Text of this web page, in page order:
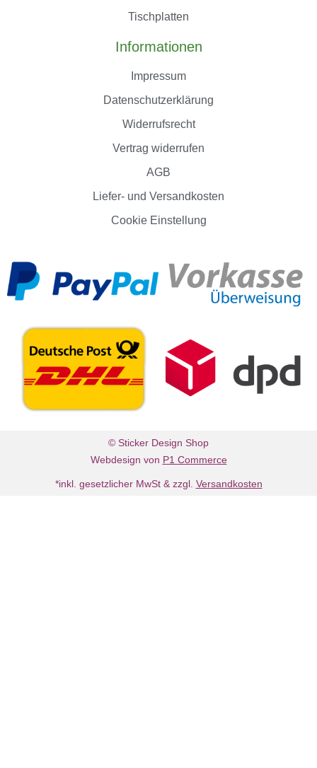
Tischplatten
Informationen
Impressum
Datenschutzerklärung
Widerrufsrecht
Vertrag widerrufen
AGB
Liefer- und Versandkosten
Cookie Einstellung
© Sticker Design Shop
Webdesign von P1 Commerce
*inkl. gesetzlicher MwSt & zzgl. Versandkosten